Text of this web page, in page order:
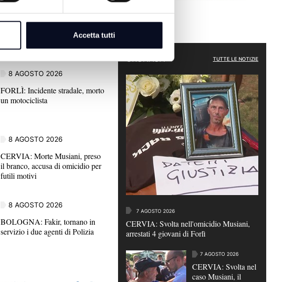
Accetta tutti
8 AGOSTO 2026
FORLÌ: Incidente stradale, morto
un motociclista
8 AGOSTO 2026
CERVIA: Morte Musiani, preso
il branco, accusa di omicidio per
futili motivi
8 AGOSTO 2026
BOLOGNA: Fakir, tornano in
servizio i due agenti di Polizia
CRONACA TUTTE LE NOTIZIE
7 AGOSTO 2026
CERVIA: Svolta nell'omicidio Musiani,
arrestati 4 giovani di Forlì
7 AGOSTO 2026
CERVIA: Svolta nel
caso Musiani, il